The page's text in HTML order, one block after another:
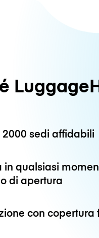
2000 sedi affidabili
in qualsiasi
di apertura
con